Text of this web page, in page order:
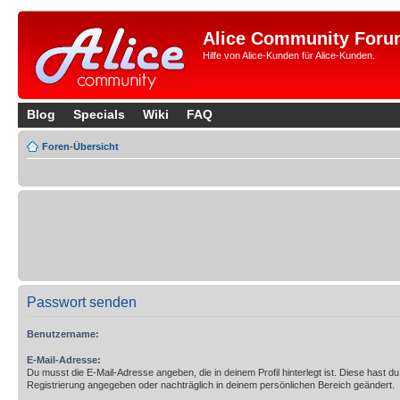
Alice Community
Hilfe von Alice-Kunden für Alice-Kunden.
Blog Specials Wiki FAQ
Foren-Übersicht
Passwort senden
Benutzername:
E-Mail-Adresse:
Du musst die E-Mail-Adresse angeben, die in deinem Profil hinterlegt ist. Diese hast
Registrierung angegeben oder nachträglich in deinem persönlichen Bereich geändert.